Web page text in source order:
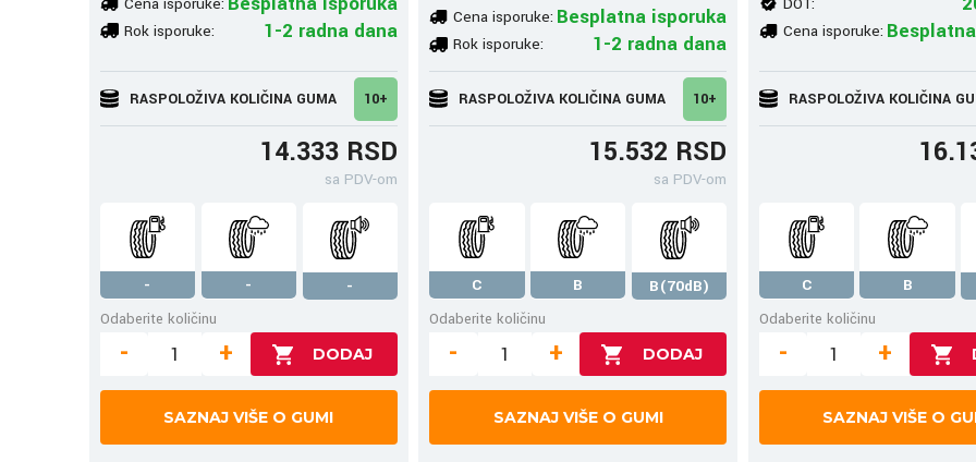
Rok isporuke: 1-2 radna dana
RASPOLOŽIVA KOLIČINA GUMA 10+
14.333 RSD
sa PDV-om
- -
-
Odaberite količinu
- +
SAZNAJ VIŠE O GUMI
Cena isporuke: Besplatna isporuka
Rok isporuke: 1-2 radna dana
RASPOLOŽIVA KOLIČINA GUMA 10+
15.532 RSD
sa PDV-om
C B
B(70dB)
Odaberite količinu
- +
SAZNAJ VIŠE O GUMI
Cena isporuke:
RASPOLOŽIVA KOLIČINA
C
B
Odaberite količinu
- +
SAZNAJ VIŠE O